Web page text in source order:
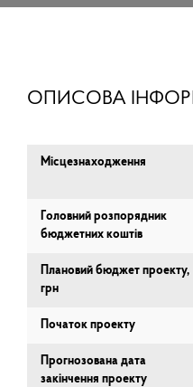
ОПИСОВА
Місцезнаходження
Головний розпорядник
бюджетних коштів
Плановий бюджет проекту,
грн
Початок проекту
Прогнозована дата
закінчення проекту